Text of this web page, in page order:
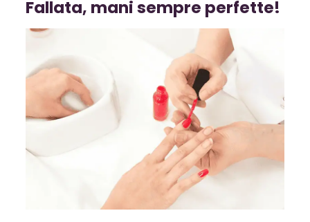
Fallata, mani sempre perfette!